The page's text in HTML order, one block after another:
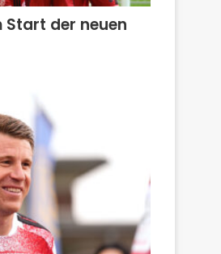
Start der neuen